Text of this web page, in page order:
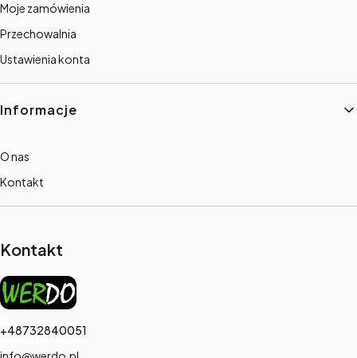
Moje zamówienia
Przechowalnia
Ustawienia konta
Informacje
O nas
Kontakt
Kontakt
+48732840051